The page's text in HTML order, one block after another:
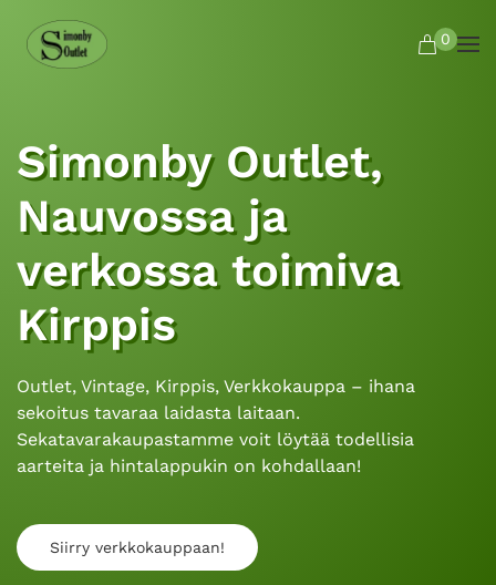
Skip to main content
0
Simonby Outlet,
Nauvossa ja
verkossa toimiva
Kirppis
Outlet, Vintage, Kirppis, Verkkokauppa – ihana
sekoitus tavaraa laidasta laitaan.
Sekatavarakaupastamme voit löytää todellisia
aarteita ja hintalappukin on kohdallaan!
Siirry verkkokauppaan!